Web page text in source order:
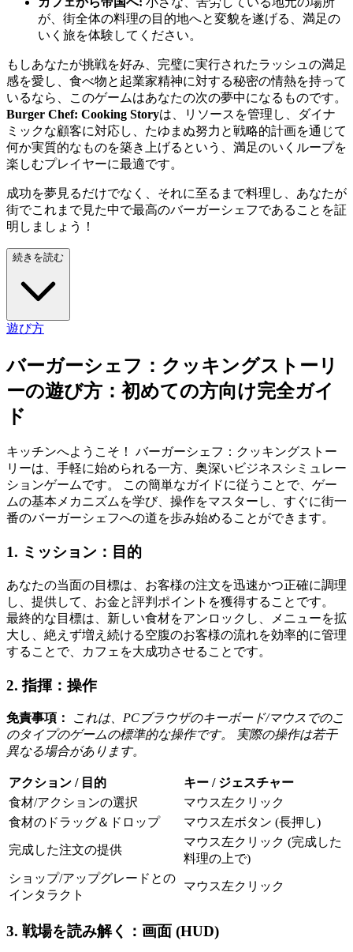
が、街全体の料理の目的地へと変貌を遂げる、満足の
いく旅を体験してください。
もしあなたが挑戦を好み、完璧に実行されたラッシュの満足
感を愛し、食べ物と起業家精神に対する秘密の情熱を持って
いるなら、このゲームはあなたの次の夢中になるものです。
Burger Chef: Cooking Storyは、リソースを管理し、ダイナ
ミックな顧客に対応し、たゆまぬ努力と戦略的計画を通じて
何か実質的なものを築き上げるという、満足のいくループを
楽しむプレイヤーに最適です。
成功を夢見るだけでなく、それに至るまで料理し、あなたが
街でこれまで見た中で最高のバーガーシェフであることを証
明しましょう！
続きを読む
遊び方
バーガーシェフ：クッキングストーリ
ーの遊び方：初めての方向け完全ガイ
ド
キッチンへようこそ！ バーガーシェフ：クッキングストー
リーは、手軽に始められる一方、奥深いビジネスシミュレー
ションゲームです。 この簡単なガイドに従うことで、ゲー
ムの基本メカニズムを学び、操作をマスターし、すぐに街一
番のバーガーシェフへの道を歩み始めることができます。
1. ミッション：目的
あなたの当面の目標は、お客様の注文を迅速かつ正確に調理
し、提供して、お金と評判ポイントを獲得することです。
最終的な目標は、新しい食材をアンロックし、メニューを拡
大し、絶えず増え続ける空腹のお客様の流れを効率的に管理
することで、カフェを大成功させることです。
2. 指揮：操作
免責事項：
これは、PCブラウザのキーボード/マウスでのこ
のタイプのゲームの標準的な操作です。 実際の操作は若干
異なる場合があります。
アクション / 目的
キー / ジェスチャー
食材/アクションの選択
マウス左クリック
食材のドラッグ＆ドロップ
マウス左ボタン (長押し)
完成した注文の提供
マウス左クリック (完成した
料理の上で)
ショップ/アップグレードとの
インタラクト
マウス左クリック
3. 戦場を読み解く：画面 (HUD)